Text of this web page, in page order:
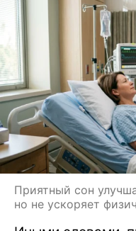
Приятный сон
но не ускоряет